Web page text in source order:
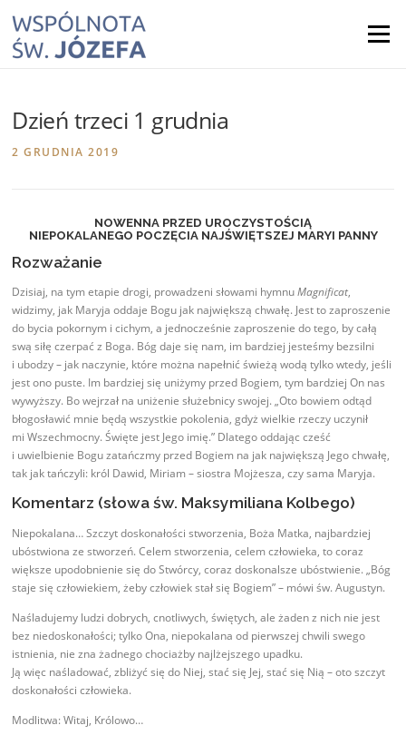
content
Menu
Dzień trzeci 1 grudnia
2 GRUDNIA 2019
NOWENNA PRZED UROCZYSTOŚCIĄ
NIEPOKALANEGO POCZĘCIA NAJŚWIĘTSZEJ MARYI PANNY
Rozważanie
Dzisiaj, na tym etapie drogi, prowadzeni słowami hymnuMagnificat,
widzimy, jak Maryja oddaje Bogu jak największą chwałę. Jest to zaproszenie
do bycia pokornym i cichym, a jednocześnie zaproszenie do tego, by całą
swą siłę czerpać z Boga. Bóg daje się nam, im bardziej jesteśmy bezsilni
i ubodzy – jak naczynie, które można napełnić świeżą wodą tylko wtedy, jeśli
jest ono puste. Im bardziej się uniżymy przed Bogiem, tym bardziej On nas
wywyższy. Bo wejrzał na uniżenie służebnicy swojej. „Oto bowiem odtąd
błogosławić mnie będą wszystkie pokolenia, gdyż wielkie rzeczy uczynił
mi Wszechmocny. Święte jest Jego imię.” Dlatego oddając cześć
i uwielbienie Bogu zatańczmy przed Bogiem na jak największą Jego chwałę,
tak jak tańczyli: król Dawid, Miriam – siostra Mojżesza, czy sama Maryja.
Komentarz (słowa św. Maksymiliana Kolbego)
Niepokalana… Szczyt doskonałości stworzenia, Boża Matka, najbardziej
ubóstwiona ze stworzeń. Celem stworzenia, celem człowieka, to coraz
większe upodobnienie się do Stwórcy, coraz doskonalsze ubóstwienie. „Bóg
staje się człowiekiem, żeby człowiek stał się Bogiem” – mówi św. Augustyn.
Naśladujemy ludzi dobrych, cnotliwych, świętych, ale żaden z nich nie jest
bez niedoskonałości; tylko Ona, niepokalana od pierwszej chwili swego
istnienia, nie zna żadnego chociażby najlżejszego upadku.
Ją więc naśladować, zbliżyć się do Niej, stać się Jej, stać się Nią – oto szczyt
doskonałości człowieka.
Modlitwa: Witaj, Królowo…